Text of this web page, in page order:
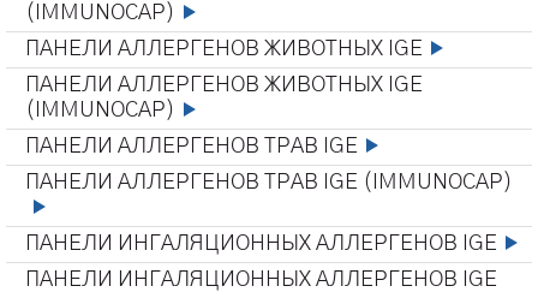
(IMMUNOCAP)
ПАНЕЛИ АЛЛЕРГЕНОВ ЖИВОТНЫХ IGE
ПАНЕЛИ АЛЛЕРГЕНОВ ЖИВОТНЫХ IGE
(IMMUNOCAP)
ПАНЕЛИ АЛЛЕРГЕНОВ ТРАВ IGE
ПАНЕЛИ АЛЛЕРГЕНОВ ТРАВ IGE (IMMUNOCAP)
ПАНЕЛИ ИНГАЛЯЦИОННЫХ АЛЛЕРГЕНОВ IGE
ПАНЕЛИ ИНГАЛЯЦИОННЫХ АЛЛЕРГЕНОВ IGE